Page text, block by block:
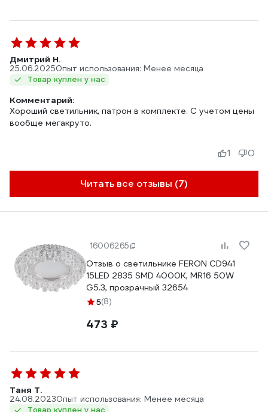
Дмитрий Н.
25.06.2025Опыт использования: Менее месяца
Товар куплен у нас
Комментарий:
Хороший светильник, патрон в комплекте. С учетом цены
вообще мегакруто.
Читать все отзывы (7)
1 0
16006265
Отзыв о светильнике FERON CD941
15LED 2835 SMD 4000K, MR16 50W
G5.3, прозрачный 32654
5(8)
473 ₽
Таня Т.
24.08.2023Опыт использования: Менее месяца
Товар куплен у нас